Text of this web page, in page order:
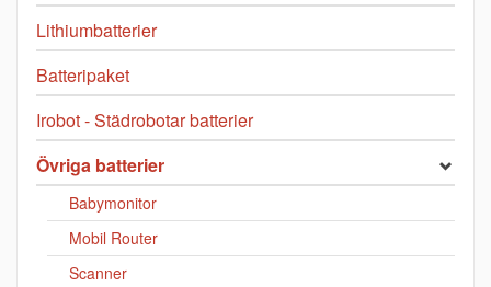
Lithiumbatterier
Batteripaket
Irobot - Städrobotar batterier
Övriga batterier
Babymonitor
Mobil Router
Scanner